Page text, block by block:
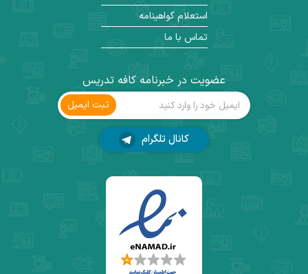
عضویت در خبرنامه کافه تدریس
ثبت ‌ایمیل
کانال تلگرام
استعلام گواهینامه
تماس با ما